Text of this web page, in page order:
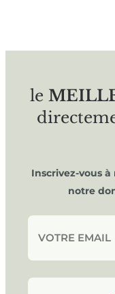
le
Inscrivez-vous
notre